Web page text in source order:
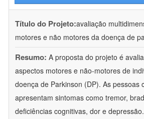
Título do Projeto:avaliação
motores e não motores da doença de
Resumo: A proposta do projeto é
aspectos motores e não-motores de
doença de Parkinson (DP). As pessoas
apresentam sintomas como tremor,
deficiências cognitivas, dor e